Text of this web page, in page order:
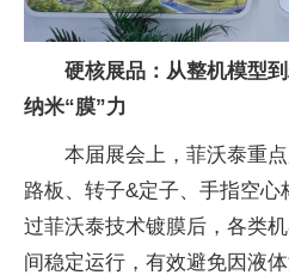
硬核展品：从整机模型
纳米“膜”力
本届展会上，菲沃泰重
路板、转子&定子、手指空
过菲沃泰技术镀膜后，各类
间稳定运行，有效避免因液